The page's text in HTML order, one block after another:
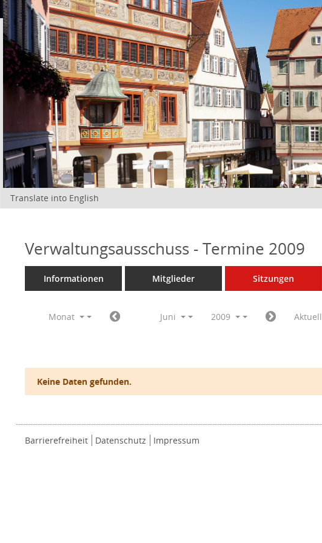
Translate into English
Verwaltungsausschuss - Termine 2009
Informationen Mitglieder Sitzungen
Monat Juni 2009 Aktuell
Keine Daten gefunden.
Barrierefreiheit Datenschutz Impressum